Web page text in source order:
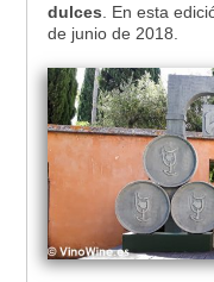
dulces . En esta
de junio de 2018.